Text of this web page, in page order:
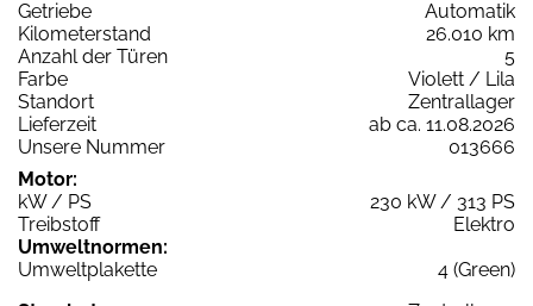
Getriebe
Automatik
Kilometerstand
26.010 km
Anzahl der Türen
5
Farbe
Violett / Lila
Standort
Zentrallager
Lieferzeit
ab ca. 11.08.2026
Unsere Nummer
013666
Motor:
kW / PS
230 kW / 313 PS
Treibstoff
Elektro
Umweltnormen:
Umweltplakette
4 (Green)